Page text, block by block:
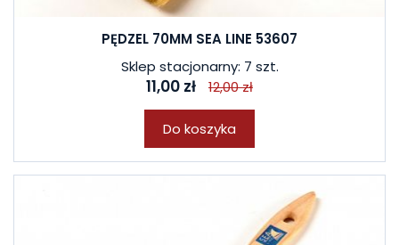
PĘDZEL 70MM SEA LINE 53607
Sklep stacjonarny: 7 szt.
11,00 zł 12,00 zł
Do koszyka